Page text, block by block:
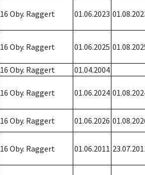
16 Oby. Raggert 01.06.2023
16 Oby. Raggert 01.06.2025
16 Oby. Raggert 01.04.2004
16 Oby. Raggert 01.06.2024
16 Oby. Raggert 01.06.2026
16 Oby. Raggert 01.06.2011